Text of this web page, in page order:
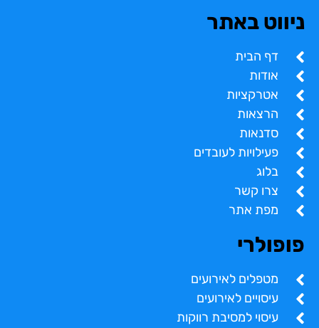
ניווט באתר
דף הבית
אודות
אטרקציות
הרצאות
סדנאות
פעילויות לעובדים
בלוג
צרו קשר
מפת אתר
פופולרי
מטפלים לאירועים
עיסויים לאירועים
עיסוי למסיבת רווקות